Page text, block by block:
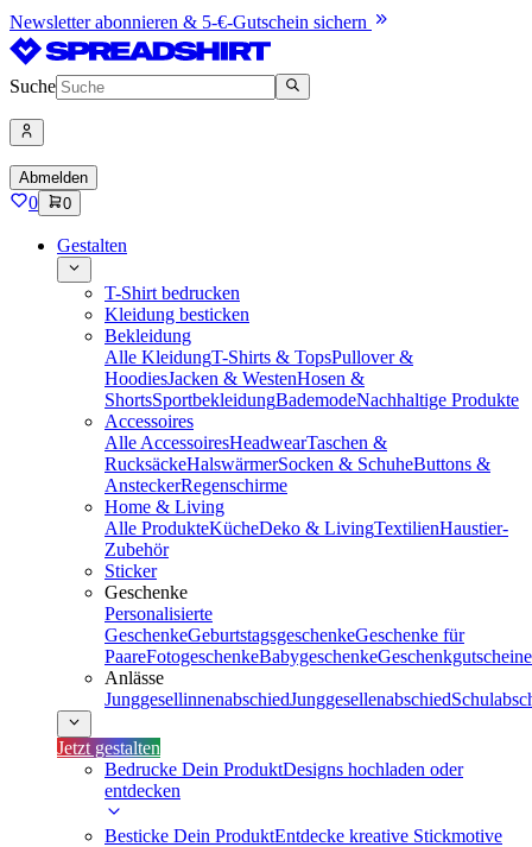
Newsletter abonnieren & 5-€-Gutschein sichern
Suche
Abmelden
0 0
Gestalten
T-Shirt bedrucken
Kleidung besticken
Bekleidung
Alle KleidungT-Shirts & TopsPullover &
HoodiesJacken & WestenHosen &
ShortsSportbekleidungBademodeNachhaltige Produkte
Accessoires
Alle AccessoiresHeadwearTaschen &
RucksäckeHalswärmerSocken & SchuheButtons &
AnsteckerRegenschirme
Home & Living
Alle ProdukteKücheDeko & LivingTextilienHaustier-
Zubehör
Sticker
Geschenke
Personalisierte
GeschenkeGeburtstagsgeschenkeGeschenke für
PaareFotogeschenkeBabygeschenkeGeschenkgutscheine
Anlässe
JunggesellinnenabschiedJunggesellenabschied
Jetzt gestalten
Bedrucke Dein ProduktDesigns hochladen oder
entdecken
Besticke Dein ProduktEntdecke kreative Stickmotive